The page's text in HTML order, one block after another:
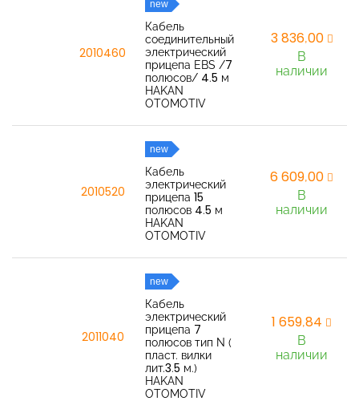
2010460
new
Кабель
соединительный
электрический
прицепа EBS /7
полюсов/ 4.5 м
HAKAN
OTOMOTIV
3 836,00
В
наличии
2010520
new
Кабель
электрический
прицепа 15
полюсов 4.5 м
HAKAN
OTOMOTIV
6 609,00
В
наличии
2011040
new
Кабель
электрический
прицепа 7
полюсов тип N (
пласт. вилки
лит.3.5 м.)
HAKAN
OTOMOTIV
1 659,84
В
наличии